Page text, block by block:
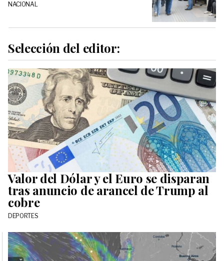
NACIONAL
Selección del editor:
Valor del Dólar y el Euro se disparan
tras anuncio de arancel de Trump al
cobre
DEPORTES